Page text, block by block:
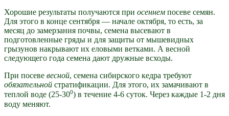
Хорошие результаты получаются при осеннем посеве семян.
Для этого в конце сентября — начале октября, то есть, за
месяц до замерзания почвы, семена высевают в
подготовленные гряды и для защиты от мышевидных
грызунов накрывают их еловыми ветками. А весной
следующего года семена дают дружные всходы.
При посеве весной, семена сибирского кедра требуют
обязательной стратификации. Для этого, их замачивают в
теплой воде (25-300) в течение 4-6 суток. Через каждые 1-2 дня
воду меняют.